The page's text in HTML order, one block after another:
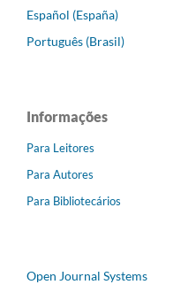
Español (España)
Português (Brasil)
Informações
Para Leitores
Para Autores
Para Bibliotecários
Open Journal Systems